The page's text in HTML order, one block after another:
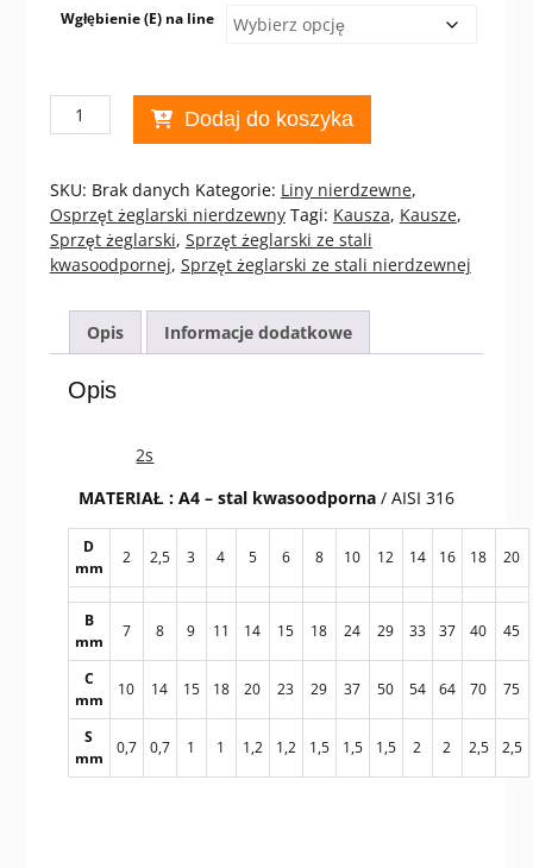
14,99 zł
Wgłębienie (E) na line
ilość
KAUSZA
NIERDZEWNA
Dodaj do koszyka
SKU: Brak danych Kategorie: Liny nierdzewne,
Osprzęt żeglarski nierdzewny Tagi: Kausza, Kausze,
Sprzęt żeglarski, Sprzęt żeglarski ze stali
kwasoodpornej, Sprzęt żeglarski ze stali nierdzewnej
Opis Informacje dodatkowe
Opis
2s
MATERIAŁ : A4 – stal kwasoodporna/ AISI 316
D
mm
2 2,5 3 4 5 6 8 10 12 14 16 18 20
B
mm
7 8 9 11 14 15 18 24 29 33 37 40 45
C
mm
10 14 15 18 20 23 29 37 50 54 64 70 75
S
mm
0,7 0,7 1 1 1,2 1,2 1,5 1,5 1,5 2 2 2,5 2,5